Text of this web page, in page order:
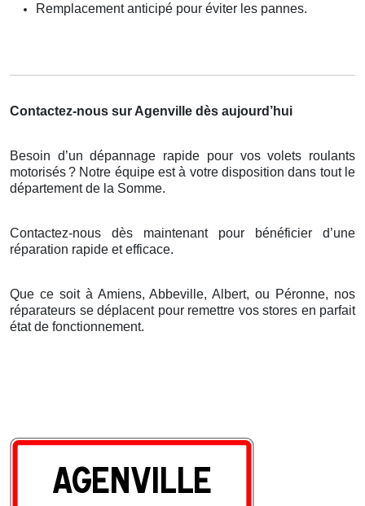
Remplacement anticipé pour éviter les pannes.
Contactez-nous sur Agenville dès aujourd’hui
Besoin d’un dépannage rapide pour vos volets roulants
motorisés? Notre équipe està votre disposition dans tout le
département de la Somme.
Contactez-nous dès maintenant pour bénéficier d’une
réparation rapide et efficace.
Que ce soit à Amiens, Abbeville, Albert, ou Péronne, nos
réparateurs se déplacent pour remettre vos stores en parfait
état de fonctionnement.